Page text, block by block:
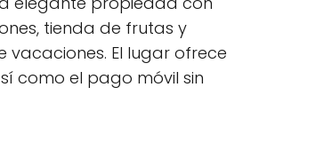
tienda de frutas y
El lugar ofrece
como el pago móvil sin